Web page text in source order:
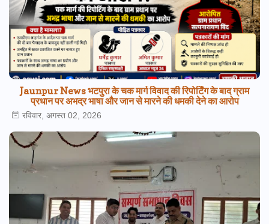
Jaunpur News भटपुरा के चक मार्ग विवाद की रिपोर्टिंग के बाद ग्राम
प्रधान पर अभद्र भाषा और जान से मारने की धमकी देने का आरोप
रविवार, अगस्त 02, 2026